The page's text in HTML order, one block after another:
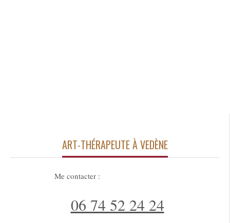
ART-THÉRAPEUTE À VEDÈNE
Me contacter :
06 74 52 24 24